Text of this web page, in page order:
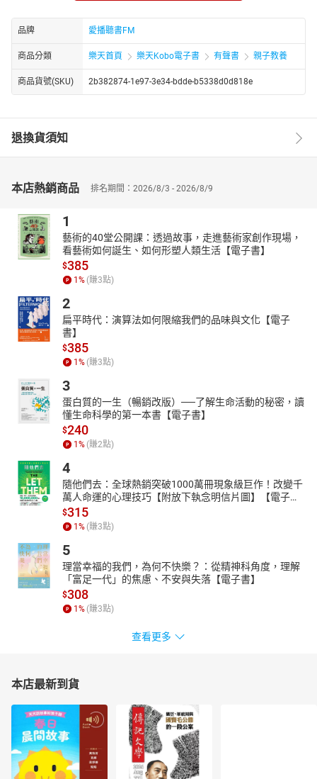
方式。
章節：
紅髮安妮第01章
品牌 愛播聽書FM
商品分類 樂天首頁 樂天Kobo電子書 有聲書 親子教養
商品貨號(SKU) 2b382874-1e97-3e34-bdde-b5338d0d818e
退換貨須知
本店熱銷商品 排名期間：2026/8/3 - 2026/8/9
1
藝術的40堂公開課：透過故事，走進藝術家創作現場，
看藝術如何誕生、如何形塑人類生活【電子書】
$385
1 % (賺3點)
2
扁平時代：演算法如何限縮我們的品味與文化【電子
書】
$385
1 % (賺3點)
3
蛋白質的一生（暢銷改版）──了解生命活動的秘密，讀
懂生命科學的第一本書【電子書】
$240
1 % (賺2點)
4
隨他們去：全球熱銷突破1000萬冊現象級巨作！改變千
萬人命運的心理技巧【附放下執念明信片圖】【電子
書】
$315
1 % (賺3點)
5
理當幸福的我們，為何不快樂？：從精神科角度，理解
「富足一代」的焦慮、不安與失落【電子書】
$308
1 % (賺3點)
查看更多
本店最新到貨